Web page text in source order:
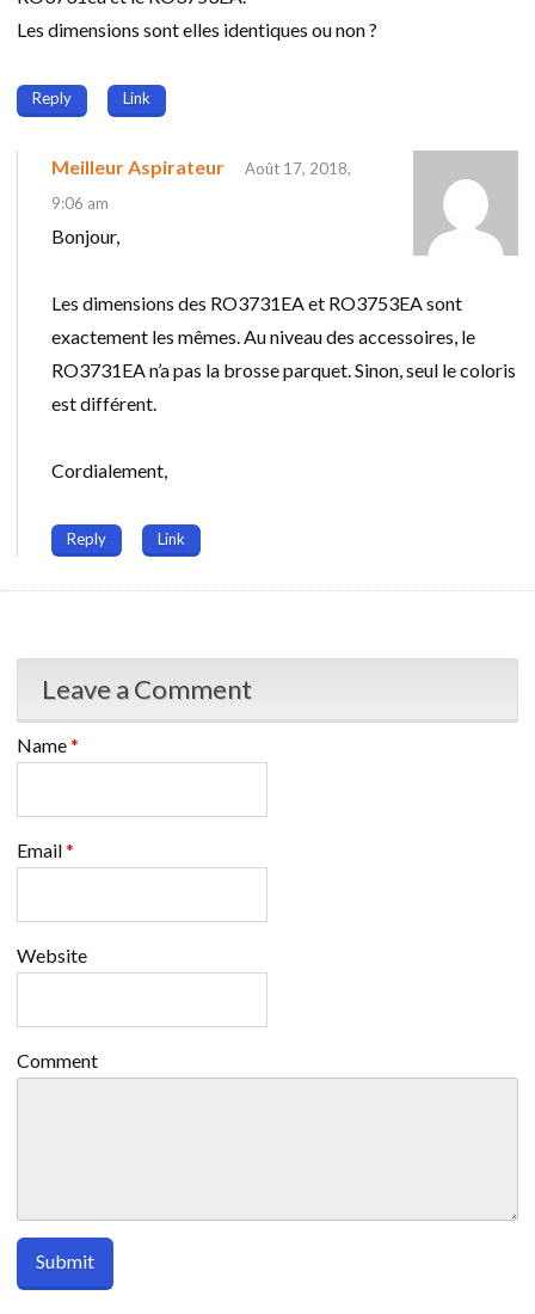
Les dimensions sont elles identiques ou non ?
Reply Link
Meilleur Aspirateur
Août 17, 2018,
9:06 am
Bonjour,
Les dimensions des RO3731EA et RO3753EA sont
exactement les mêmes. Au niveau des accessoires, le
RO3731EA n’a pas la brosse parquet. Sinon, seul le coloris
est différent.
Cordialement,
Reply Link
Leave a Comment
Name*
Email*
Website
Comment